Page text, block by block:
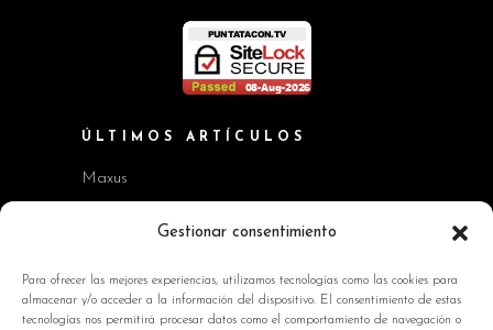
Gestionar consentimiento
Para ofrecer las mejores experiencias, utilizamos tecnologías como las cookies para
almacenar y/o acceder a la información del dispositivo. El consentimiento de estas
tecnologías nos permitirá procesar datos como el comportamiento de navegación o
ÚLTIMOS ARTÍCULOS
Maxus
Workshop BMW Neue Klasse
Kia EV2 y Kia Seltos